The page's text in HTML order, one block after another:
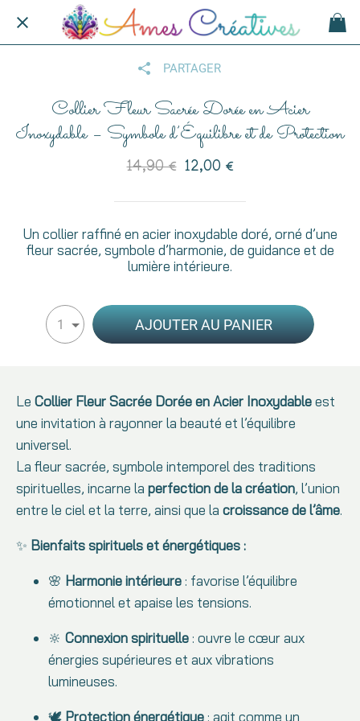
PARTAGER
Collier Fleur Sacrée Dorée en Acier
Inoxydable – Symbole d’Équilibre et de Protection
14,90 € 12,00 €
Un collier raffiné en acier inoxydable doré, orné d’une
fleur sacrée, symbole d’harmonie, de guidance et de
lumière intérieure.
1 AJOUTER AU PANIER
Le Collier Fleur Sacrée Dorée en Acier Inoxydableest
une invitation à rayonner la beauté et l’équilibre
universel.
La fleur sacrée, symbole intemporel des traditions
spirituelles, incarne la perfection de la création, l’union
entre le ciel et la terre, ainsi que la croissance de l’âme.
✨ Bienfaits spirituels et énergétiques :
🌸 Harmonie intérieure : favorise l’équilibre
émotionnel et apaise les tensions.
🔆 Connexion spirituelle : ouvre le cœur aux
énergies supérieures et aux vibrations
lumineuses.
🕊 Protection énergétique : agit comme un